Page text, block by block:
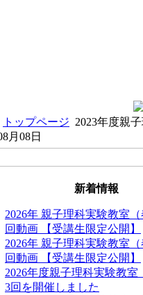
トップページ 2023年度親
月08日
新着情報
2026年 親子理科実験教室
回動画 【受講生限定公開】
2026年 親子理科実験教室
回動画 【受講生限定公開】
2026年度親子理科実験教室
3回を開催しました